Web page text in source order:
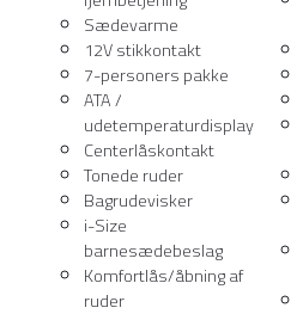
Sædevarme
12V stikkontakt
7-personers pakke
ATA /
udetemperaturdisplay
Centerlåskontakt
Tonede ruder
Bagrudevisker
i-Size
barnesædebeslag
Komfortlås/åbning af
ruder